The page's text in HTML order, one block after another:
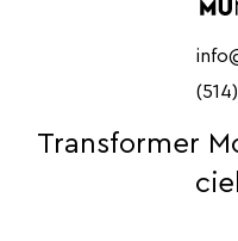
Transformer